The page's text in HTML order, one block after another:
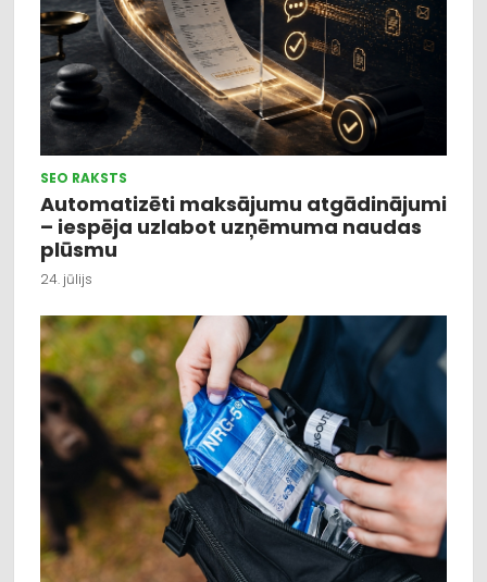
SEO RAKSTS
Automatizēti maksājumu atgādinājumi
– iespēja uzlabot uzņēmuma naudas
plūsmu
24. jūlijs